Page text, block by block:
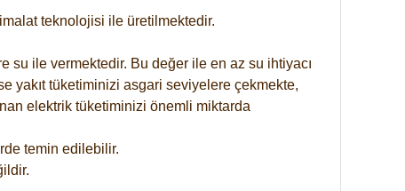
teknolojisi ile üretilmektedir.
su ile vermektedir. Bu değer ile en az su ihtiyacı
yakıt tüketiminizi asgari seviyelere çekmekte,
elektrik tüketiminizi önemli miktarda
temin edilebilir.